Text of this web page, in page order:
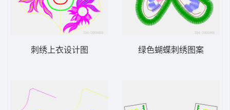
刺绣上衣设计图 绿色蝴蝶刺绣图案